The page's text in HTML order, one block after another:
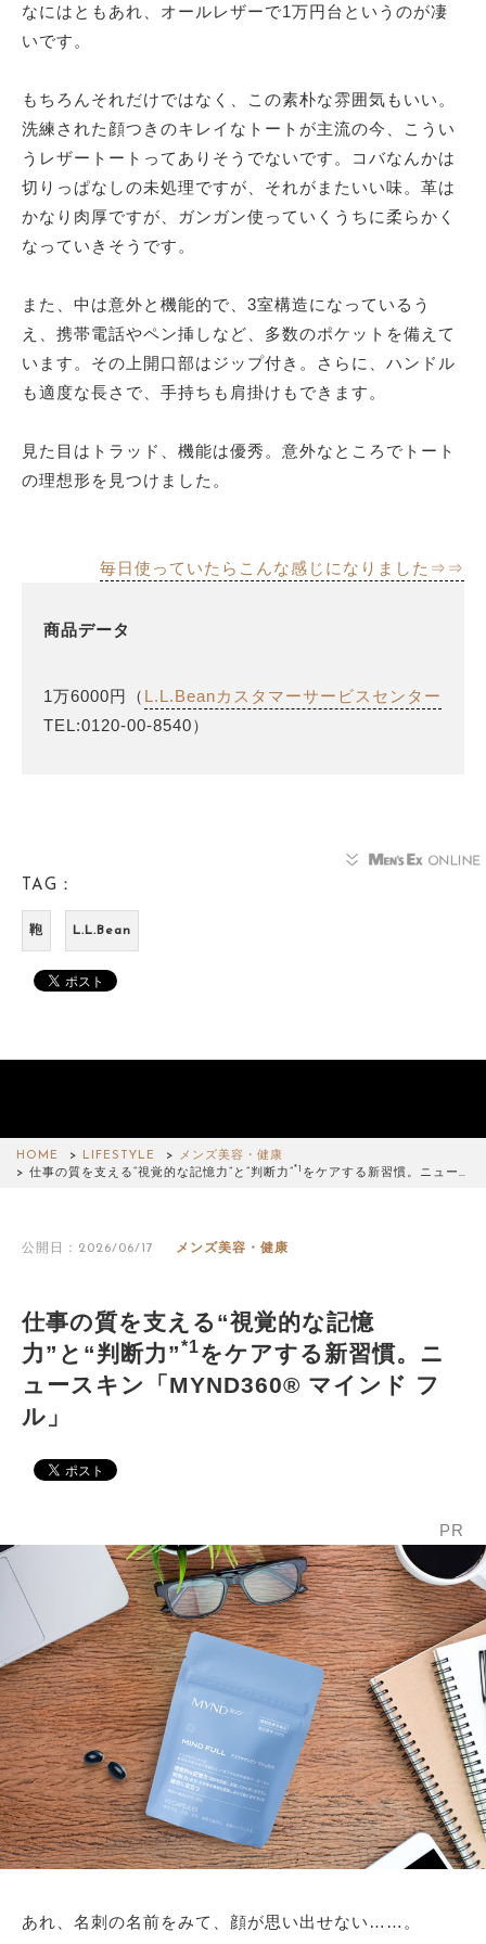
なにはともあれ、オールレザーで1万円台というのが凄
いです。
もちろんそれだけではなく、この素朴な雰囲気もいい。
洗練された顔つきのキレイなトートが主流の今、こうい
うレザートートってありそうでないです。コバなんかは
切りっぱなしの未処理ですが、それがまたいい味。革は
かなり肉厚ですが、ガンガン使っていくうちに柔らかく
なっていきそうです。
また、中は意外と機能的で、3室構造になっているう
え、携帯電話やペン挿しなど、多数のポケットを備えて
います。その上開口部はジップ付き。さらに、ハンドル
も適度な長さで、手持ちも肩掛けもできます。
見た目はトラッド、機能は優秀。意外なところでトート
の理想形を見つけました。
毎日使っていたらこんな感じになりました⇒⇒
商品データ
1万6000円（ L.L.Beanカスタマーサービスセンター
TEL:0120-00-8540）
TAG：
鞄 L.L.Bean
HOME LIFESTYLE
メンズ美容・健康
仕事の質を支える“視覚的な記憶力”と“判断力”*1 をケアする新習慣。ニュー…
公開日：2026/06/17 メンズ美容・健康
仕事の質を支える“視覚的な記憶
力”と“判断力”*1をケアする新習慣。ニ
ュースキン「MYND360® マインド フ
ル」
PR
あれ、名刺の名前をみて、顔が思い出せない……。